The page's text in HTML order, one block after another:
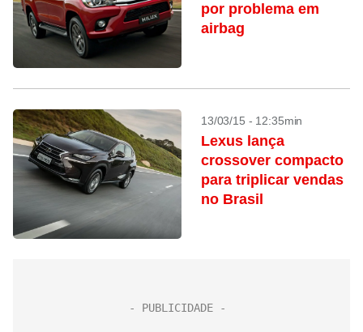
por problema em
airbag
13/03/15 - 12:35min
Lexus lança
crossover compacto
para triplicar vendas
no Brasil